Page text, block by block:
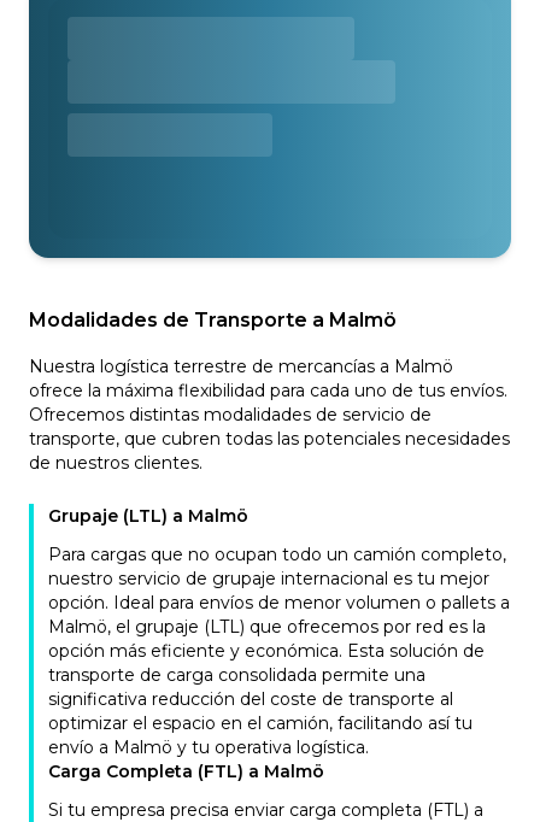
Modalidades de Transporte a Malmö
Nuestra logística terrestre de mercancías a Malmö
ofrece la máxima flexibilidad para cada uno de tus envíos.
Ofrecemos distintas modalidades de servicio de
transporte, que cubren todas las potenciales necesidades
de nuestros clientes.
Grupaje (LTL) a Malmö
Para cargas que no ocupan todo un camión completo,
nuestro servicio de grupaje internacional es tu mejor
opción. Ideal para envíos de menor volumen o pallets a
Malmö, el grupaje (LTL) que ofrecemos por red es la
opción más eficiente y económica. Esta solución de
transporte de carga consolidada permite una
significativa reducción del coste de transporte al
optimizar el espacio en el camión, facilitando así tu
envío a Malmö y tu operativa logística.
Carga Completa (FTL) a Malmö
Si tu empresa precisa enviar carga completa (FTL) a